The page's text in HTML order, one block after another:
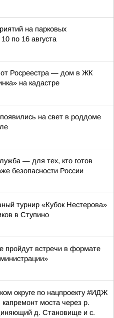
на парковых
по 16 августа
Росреестра — дом в ЖК
на кадастре
на свет в роддоме
— для тех, кто готов
безопасности России
турнир «Кубок Нестерова»
в Ступино
пройдут встречи в формате
округе по нацпроекту #ИДЖ
моста через р.
д. Становище и с.